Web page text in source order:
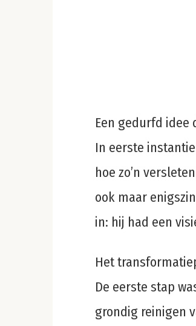
Een gedurfd
In eerste
hoe zo’n
ook maar
in: hij had een
Het
De eerste stap
grondig reinigen